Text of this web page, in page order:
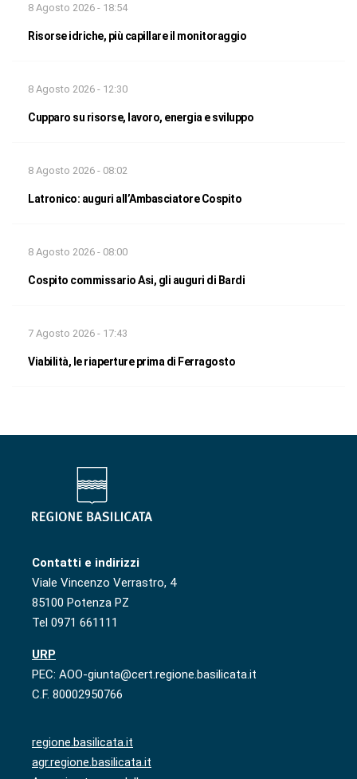
8 Agosto 2026 - 18:54
Risorse idriche, più capillare il monitoraggio
8 Agosto 2026 - 12:30
Cupparo su risorse, lavoro, energia e sviluppo
8 Agosto 2026 - 08:02
Latronico: auguri all’Ambasciatore Cospito
8 Agosto 2026 - 08:00
Cospito commissario Asi, gli auguri di Bardi
7 Agosto 2026 - 17:43
Viabilità, le riaperture prima di Ferragosto
Contatti e indirizzi
Viale Vincenzo Verrastro, 4
85100 Potenza PZ
Tel 0971 661111
URP
PEC: AOO-giunta@cert.regione.basilicata.it
C.F. 80002950766
regione.basilicata.it
agr.regione.basilicata.it